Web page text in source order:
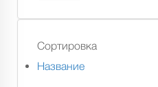
Сортировка
Название